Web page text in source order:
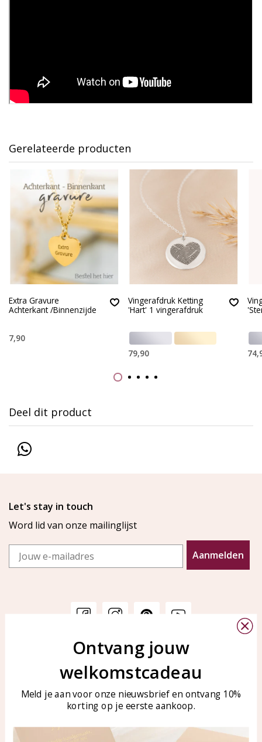
Gerelateerde producten
Extra Gravure
Achterkant /Binnenzijde
7,90
Vingerafdruk Ketting
'Hart' 1 vingerafdruk
79,90
Deel dit product
Let's stay in touch
Word lid van onze mailinglijst
Email
Aanmelden
Veelgestelde vragen
Sieraden onderhouden
KAYA Sieraden
Bellen of WhatsApp Ma-Vr
tussen 09:00-17:00
Tel: 0850003187
WhatsApp: 0850003187
klantenservice@kayasierade
Ontvang jouw
welkomstcadeau
Meld je aan voor onze nieuwsbrief en ontvang 10%
korting op je eerste aankoop.